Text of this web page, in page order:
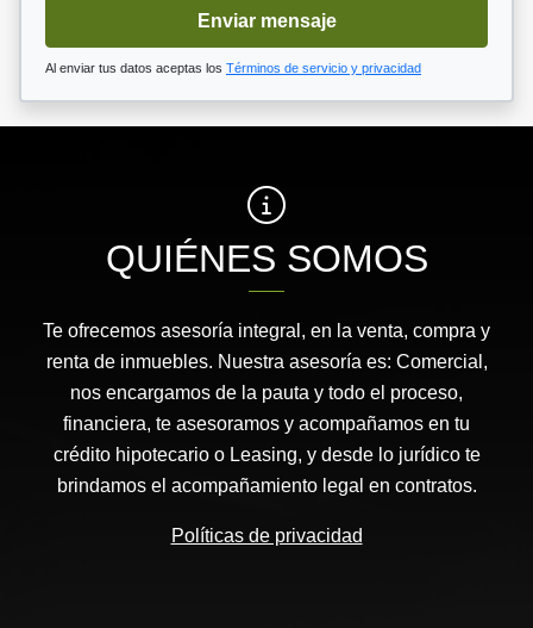
Enviar mensaje
Al enviar tus datos aceptas los Términos de servicio y privacidad
QUIÉNES SOMOS
Te ofrecemos asesoría integral, en la venta, compra y
renta de inmuebles. Nuestra asesoría es: Comercial,
nos encargamos de la pauta y todo el proceso,
financiera, te asesoramos y acompañamos en tu
crédito hipotecario o Leasing, y desde lo jurídico te
brindamos el acompañamiento legal en contratos.
Políticas de privacidad